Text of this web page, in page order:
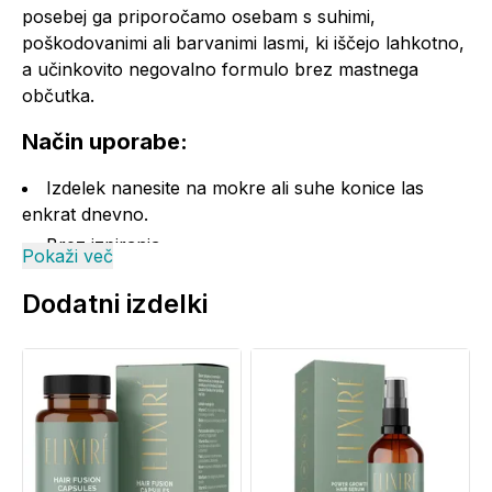
posebej ga priporočamo osebam s suhimi,
poškodovanimi ali barvanimi lasmi, ki iščejo lahkotno,
a učinkovito negovalno formulo brez mastnega
občutka.
Način uporabe:
Izdelek nanesite na mokre ali suhe konice las
enkrat dnevno.
Brez izpiranja.
Opozorila:
Izdelek nanašamo na zdravo kožo / lasišče.
Izdelek je namenjen za zunanjo uporabo.
Izdelek naj ne pride v stik z očesno sluznico.
Shranjevanje:
Pokaži več
Dodatni izdelki